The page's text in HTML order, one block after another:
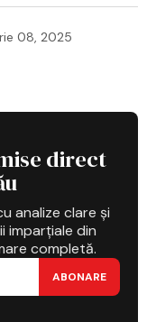
08, 2025
direct
analize clare și
imparțiale din
completă.
ABONARE